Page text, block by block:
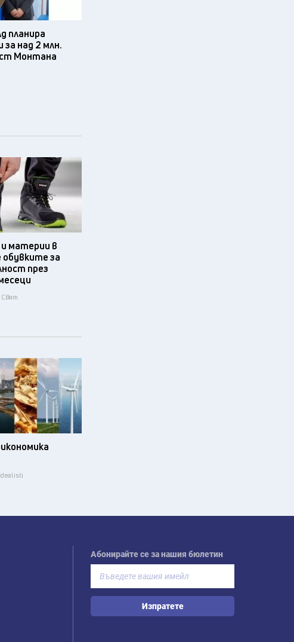
планира
над 2 млн.
Монтана
и материи в
за
през
Свят
Абонирайте се за нашия бюлетин
Изпратете